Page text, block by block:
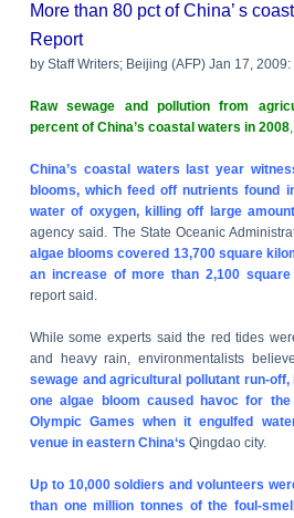
More than 80 pct of China’ s
Report
by Staff Writers; Beijing (AFP) Jan 17, 2009:
Raw sewage and pollution from
percent of China’s coastal waters in 2008
China’s coastal waters last year
blooms, which feed off nutrients found
water of oxygen, killing off large
agency said. The State Oceanic
algae blooms covered 13,700 square
an increase of more than 2,100
report said.
While some experts said the red tides
and heavy rain, environmentalists
sewage and agricultural pollutant run-off,
one algae bloom caused havoc for
Olympic Games when it engulfed
venue in eastern China‘s Qingdaocity.
Up to 10,000 soldiers and volunteers
than one million tonnes of the foul-